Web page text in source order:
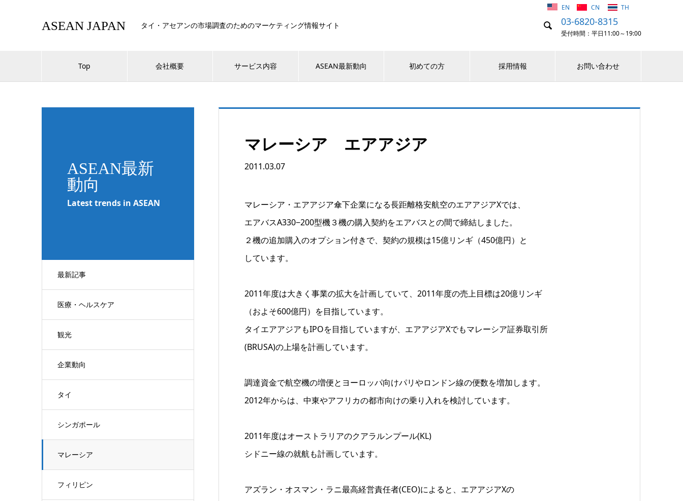
ASEAN JAPAN タイ・アセアンの市場調査のためのマーケティング情報サイト  03-6820-8315
受付時間：平日11:00～19:00
EN CN TH
Top 会社概要 サービス内容 ASEAN最新動向 初めての方 採用情報 お問い合わせ
ASEAN最新
動向
Latest trends in ASEAN
最新記事
医療・ヘルスケア
観光
企業動向
タイ
シンガポール
マレーシア
フィリピン
マレーシア エアアジア
2011.03.07
マレーシア・エアアジア傘下企業になる長距離格安航空のエアアジアXでは、
エアバスA330−200型機３機の購入契約をエアバスとの間で締結しました。
２機の追加購入のオプション付きで、契約の規模は15億リンギ（450億円）と
しています。
2011年度は大きく事業の拡大を計画していて、2011年度の売上目標は20億リンギ
（およそ600億円）を目指しています。
タイエアアジアもIPOを目指していますが、エアアジアXでもマレーシア証券取引所
(BRUSA)の上場を計画しています。
調達資金で航空機の増便とヨーロッパ向けパリやロンドン線の便数を増加します。
2012年からは、中東やアフリカの都市向けの乗り入れを検討しています。
2011年度はオーストラリアのクアラルンプール(KL)
シドニー線の就航も計画しています。
アズラン・オスマン・ラニ最高経営責任者(CEO)によると、エアアジアXの